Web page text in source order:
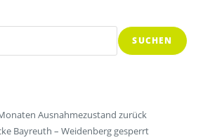
SUCHEN
Ausnahmezustand zurück
Bayreuth – Weidenberg gesperrt